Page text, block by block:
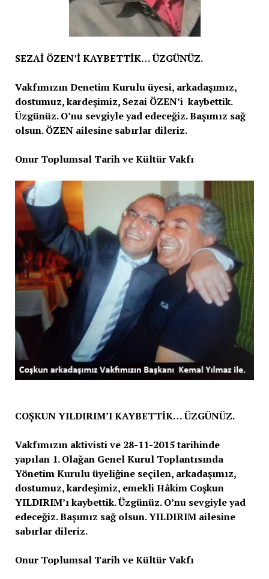
SEZAİ ÖZEN’İ KAYBETTİK… ÜZGÜNÜZ.
Vakfımızın Denetim Kurulu üyesi, arkadaşımız,
dostumuz, kardeşimiz, Sezai ÖZEN’i kaybettik.
Üzgünüz. O’nu sevgiyle yad edeceğiz. Başımız sağ
olsun. ÖZEN ailesine sabırlar dileriz.
Onur Toplumsal Tarih ve Kültür Vakfı
COŞKUN YILDIRIM’I KAYBETTİK… ÜZGÜNÜZ.
Vakfımızın aktivisti ve 28-11-2015 tarihinde
yapılan 1. Olağan Genel Kurul Toplantısında
Yönetim Kurulu üyeliğine seçilen, arkadaşımız,
dostumuz, kardeşimiz, emekli Hâkim Coşkun
YILDIRIM’ı kaybettik. Üzgünüz. O’nu sevgiyle yad
edeceğiz. Başımız sağ olsun. YILDIRIM ailesine
sabırlar dileriz.
Onur Toplumsal Tarih ve Kültür Vakfı